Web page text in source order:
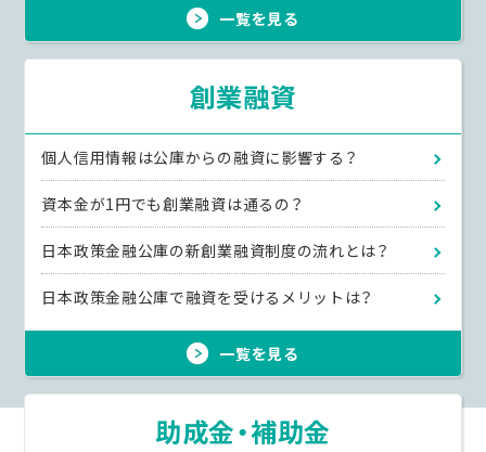
一覧を見る
創業融資
個人信用情報は公庫からの融資に影響する？
資本金が1円でも創業融資は通るの？
日本政策金融公庫の新創業融資制度の流れとは？
日本政策金融公庫で融資を受けるメリットは？
一覧を見る
助成金・補助金